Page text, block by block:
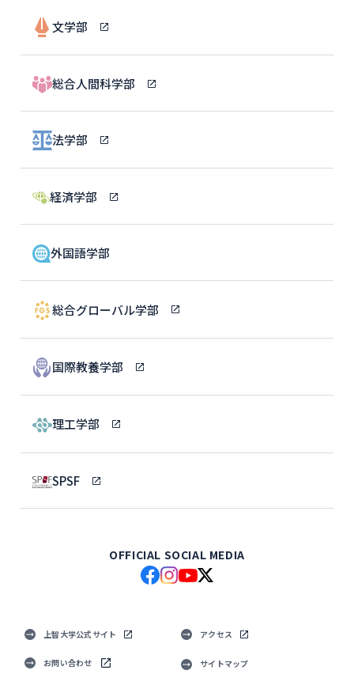
文学部
総合人間科学部
法学部
経済学部
外国語学部
総合グローバル学部
国際教養学部
理工学部
SPSF
OFFICIAL SOCIAL MEDIA
上智大学公式サイト アクセス
お問い合わせ サイトマップ